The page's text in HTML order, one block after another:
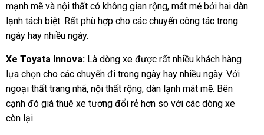
mạnh mẽ và nội thất có không gian rộng, mát mẻ bởi hai dàn
lạnh tách biệt. Rất phù hợp cho các chuyến công tác trong
ngày hay nhiều ngày.
Xe Toyata Innova: Là dòng xe được rất nhiều khách hàng
lựa chọn cho các chuyến đi trong ngày hay nhiều ngày. Với
ngoại thất trang nhã, nội thất rộng, dàn lạnh mát mẽ. Bên
cạnh đó giá thuê xe tương đổi rẻ hơn so với các dòng xe
còn lại.